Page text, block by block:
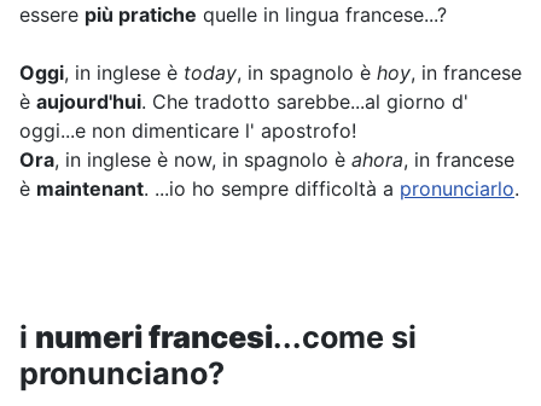
essere più pratiche quelle in lingua francese...?
Oggi, in inglese è today, in spagnolo è hoy, in francese
è aujourd'hui. Che tradotto sarebbe...al giorno d'
oggi...e non dimenticare l' apostrofo!
Ora, in inglese è now, in spagnolo è ahora, in francese
è maintenant. ...io ho sempre difficoltà a pronunciarlo.
i numeri francesi...come si
pronunciano?